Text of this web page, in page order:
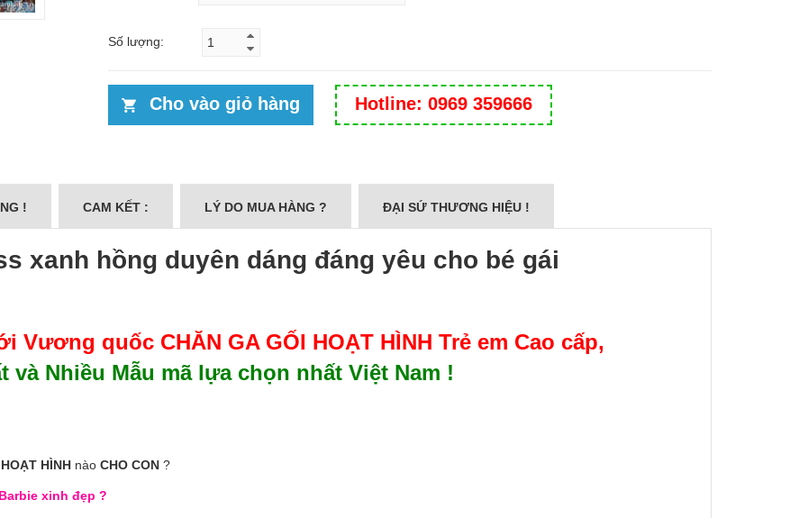
Số lượng:
Cho vào giỏ hàng Hotline: 0969 359666
! CAM KẾT : LÝ DO MUA HÀNG ? ĐẠI SỨ THƯƠNG HIỆU !
xanh hồng duyên dáng đáng yêu cho bé gái
Vương quốc CHĂN GA GỐI HOẠT HÌNH Trẻ em Cao cấp,
và Nhiều Mẫu mã lựa chọn nhất Việt Nam !
HÌNH nào CHO CON ?
xinh đẹp ?